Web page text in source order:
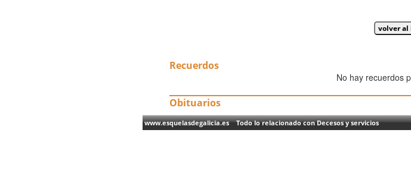
Recuerdos
No hay recuerdos
Obituarios
www.esquelasdegalicia.es Todo lo relacionado con Decesos y servicios